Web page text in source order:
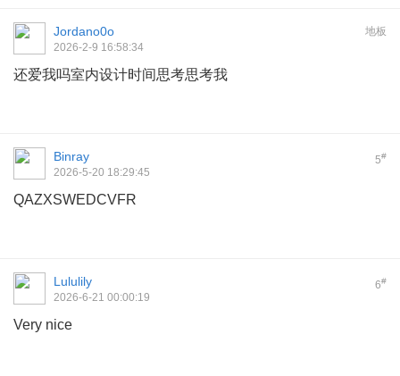
地板
Jordano0o
2026-2-9 16:58:34
还爱我吗室内设计时间思考思考我
5#
Binray
2026-5-20 18:29:45
QAZXSWEDCVFR
6#
Lululily
2026-6-21 00:00:19
Very nice